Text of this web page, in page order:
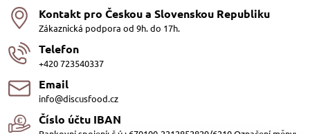
Kontakt pro Českou a Slovenskou Republiku
Zákaznická podpora od 9h. do 17h.
Telefon
+420 723540337
Email
info@discusfood.cz
Číslo účtu IBAN